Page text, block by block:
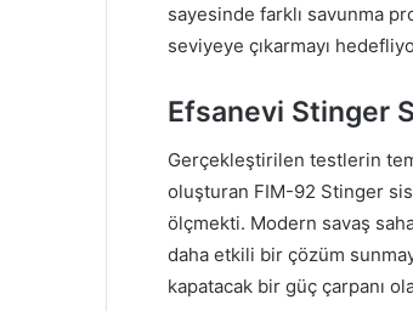
sayesinde farklı savunma
seviyeye çıkarmayı
Efsanevi Stinger
Gerçekleştirilen testlerin
oluşturan FIM-92 Stinger
ölçmekti. Modern savaş
daha etkili bir çözüm
kapatacak bir güç çarpanı